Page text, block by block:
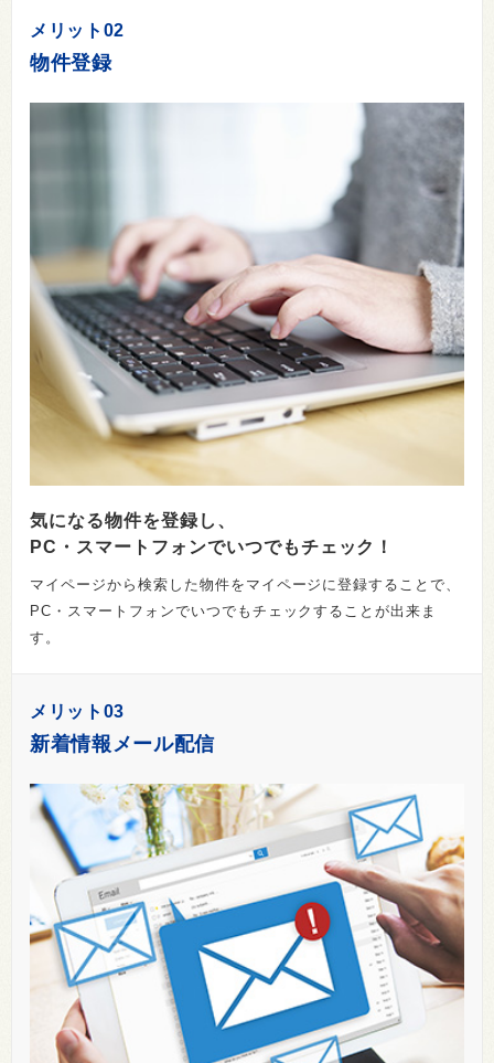
メリット02
物件登録
気になる物件を登録し、
PC・スマートフォンでいつでもチェック！
マイページから検索した物件をマイページに登録することで、
PC・スマートフォンでいつでもチェックすることが出来ま
す。
メリット03
新着情報メール配信